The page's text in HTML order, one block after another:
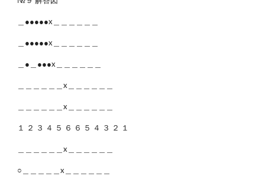
＿●●●●●x＿＿＿＿＿＿
＿●●●●●x＿＿＿＿＿＿
＿●＿●●●x＿＿＿＿＿＿
＿＿＿＿＿＿x＿＿＿＿＿＿
＿＿＿＿＿＿x＿＿＿＿＿＿
１ ２ ３ ４ ５ ６ ６ ５ ４ ３ ２ １
＿＿＿＿＿＿x＿＿＿＿＿＿
○＿＿＿＿＿x＿＿＿＿＿＿